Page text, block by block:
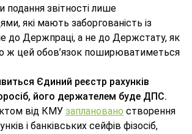
подання звітності лише
які мають заборгованість із
до Держпраці, а не до Держстату, як
ж цей обов’язок поширюватиметься
Єдиний реєстр рахунків
його держателем буде ДПС.
від КМУ заплановано створення
і банківських сейфів фізосіб,